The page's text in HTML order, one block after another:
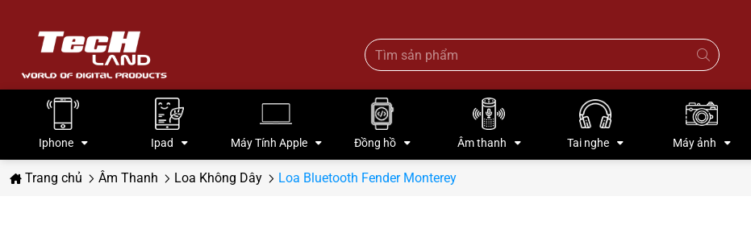
Iphone Ipad Máy Tính Apple Đồng hồ Âm thanh Tai nghe Máy ảnh
Trang chủ Âm Thanh Loa Không Dây Loa Bluetooth Fender Monterey